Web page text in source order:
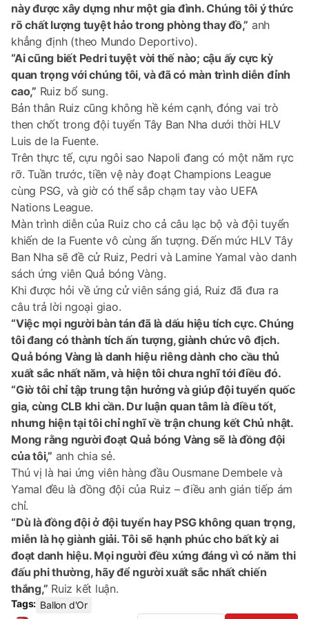
này được xây dựng như một gia đình. Chúng tôi ý thức
rõ chất lượng tuyệt hảo trong phòng thay đồ,” anh
khẳng định (theo Mundo Deportivo).
“Ai cũng biết Pedri tuyệt vời thế nào; cậu ấy cực kỳ
quan trọng với chúng tôi, và đã có màn trình diễn đỉnh
cao,” Ruiz bổ sung.
Bản thân Ruiz cũng không hề kém cạnh, đóng vai trò
then chốt trong đội tuyển Tây Ban Nha dưới thời HLV
Luis de la Fuente.
Trên thực tế, cựu ngôi sao Napoli đang có một năm rực
rỡ. Tuần trước, tiền vệ này đoạt Champions League
cùng PSG, và giờ có thể sắp chạm tay vào UEFA
Nations League.
Màn trình diễn của Ruiz cho cả câu lạc bộ và đội tuyển
khiến de la Fuente vô cùng ấn tượng. Đến mức HLV Tây
Ban Nha sẽ đề cử Ruiz, Pedri và Lamine Yamal vào danh
sách ứng viên Quả bóng Vàng.
Khi được hỏi về ứng cử viên sáng giá, Ruiz đã đưa ra
câu trả lời ngoại giao.
“Việc mọi người bàn tán đã là dấu hiệu tích cực. Chúng
tôi đang có thành tích ấn tượng, giành chức vô địch.
Quả bóng Vàng là danh hiệu riêng dành cho cầu thủ
xuất sắc nhất năm, và hiện tôi chưa nghĩ tới điều đó.
“Giờ tôi chỉ tập trung tận hưởng và giúp đội tuyển quốc
gia, cùng CLB khi cần. Dư luận quan tâm là điều tốt,
nhưng hiện tại tôi chỉ nghĩ về trận chung kết Chủ nhật.
Mong rằng người đoạt Quả bóng Vàng sẽ là đồng đội
của tôi,” anh chia sẻ.
Thú vị là hai ứng viên hàng đầu Ousmane Dembele và
Yamal đều là đồng đội của Ruiz – điều anh gián tiếp ám
chỉ.
“Dù là đồng đội ở đội tuyển hay PSG không quan trọng,
miễn là họ giành giải. Tôi sẽ hạnh phúc cho bất kỳ ai
đoạt danh hiệu. Mọi người đều xứng đáng vì có năm thi
đấu phi thường, hãy để người xuất sắc nhất chiến
thắng,” Ruiz kết luận.
Tags: Ballon d'Or